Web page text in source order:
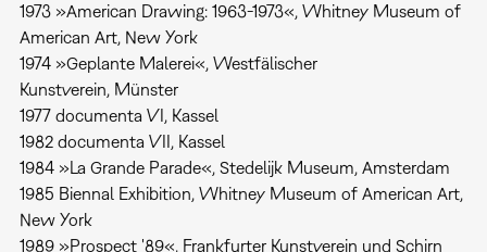
1973 »American Drawing: 1963-1973«, Whitney Museum of
American Art, New York
1974 »Geplante Malerei«, Westfälischer
Kunstverein, Münster
1977 documenta VI, Kassel
1982 documenta VII, Kassel
1984 »La Grande Parade«, Stedelijk Museum, Amsterdam
1985 Biennal Exhibition, Whitney Museum of American Art,
New York
1989 »Prospect '89«, Frankfurter Kunstverein und Schirn